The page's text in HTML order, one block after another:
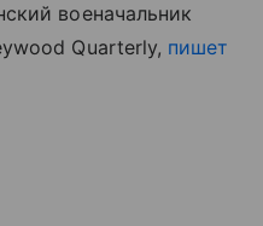
военачальник
Quarterly, пишет